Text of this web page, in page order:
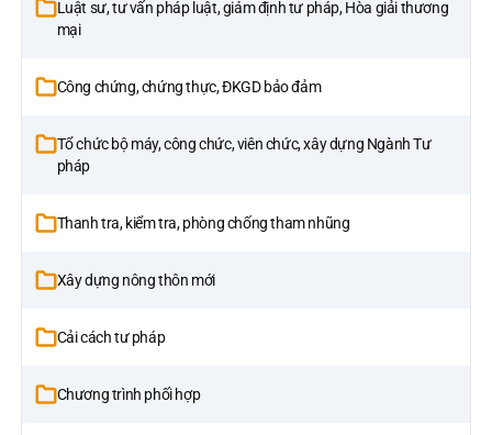
Luật sư, tư vấn pháp luật, giám định tư pháp, Hòa giải thương
mại
Công chứng, chứng thực, ĐKGD bảo đảm
Tổ chức bộ máy, công chức, viên chức, xây dựng Ngành Tư
pháp
Thanh tra, kiểm tra, phòng chống tham nhũng
Xây dựng nông thôn mới
Cải cách tư pháp
Chương trình phối hợp